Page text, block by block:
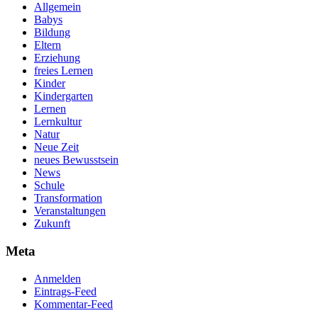
Allgemein
Babys
Bildung
Eltern
Erziehung
freies Lernen
Kinder
Kindergarten
Lernen
Lernkultur
Natur
Neue Zeit
neues Bewusstsein
News
Schule
Transformation
Veranstaltungen
Zukunft
Meta
Anmelden
Eintrags-Feed
Kommentar-Feed